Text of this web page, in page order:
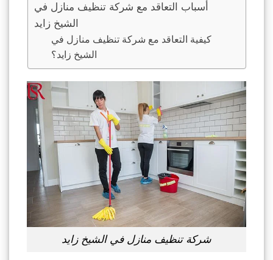
أسباب التعاقد مع شركة تنظيف منازل في
الشيخ زايد
كيفية التعاقد مع شركة تنظيف منازل في
الشيخ زايد؟
شركة تنظيف منازل في الشيخ زايد